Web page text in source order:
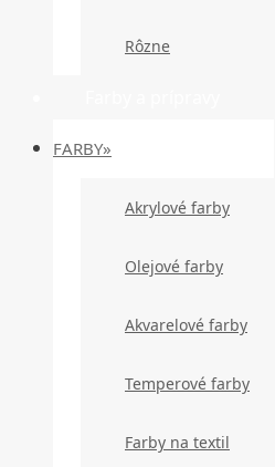
Rôzne
FARBY»
Akrylové farby
Olejové farby
Akvarelové farby
Temperové farby
Farby na textil